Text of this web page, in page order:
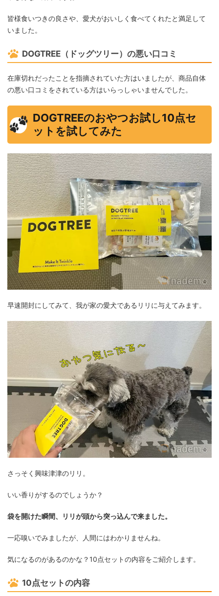
皆様食いつきの良さや、愛犬がおいしく食べてくれたと満足して
いました。
DOGTREE（ドッグツリー）の悪い口コミ
在庫切れだったことを指摘されていた方はいましたが、商品自体
の悪い口コミをされている方はいらっしゃいませんでした。
DOGTREEのおやつお試し10点セ
ットを試してみた
早速開封にしてみて、我が家の愛犬であるリリに与えてみます。
さっそく興味津津のリリ。
いい香りがするのでしょうか？
袋を開けた瞬間、リリが頭から突っ込んで来ました。
一応嗅いでみましたが、人間にはわかりませんね。
気になるのがあるのかな？10点セットの内容をご紹介します。
10点セットの内容